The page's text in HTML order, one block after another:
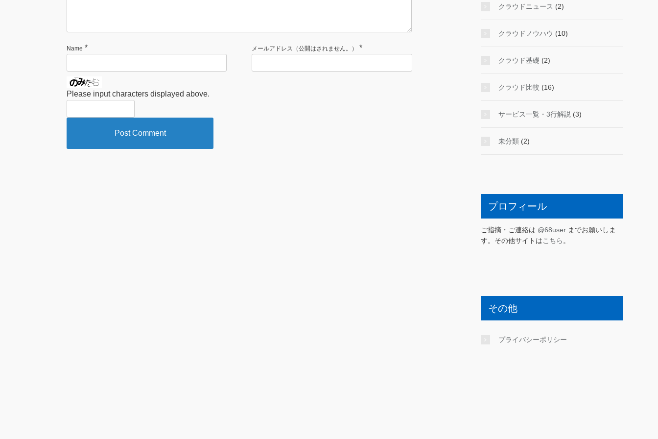
Name * メールアドレス（公開はされません。） *
Please input characters displayed above.
クラウドニュース (2)
クラウドノウハウ (10)
クラウド基礎 (2)
クラウド比較 (16)
サービス一覧・3行解説 (3)
未分類 (2)
プロフィール
ご指摘・ご連絡は @68user までお願いしま
す。その他サイトはこちら 。
その他
プライバシーポリシー